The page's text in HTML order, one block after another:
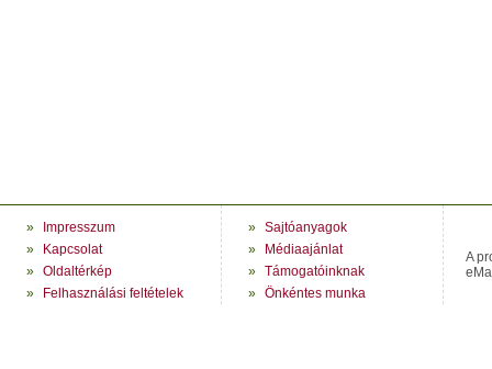
»
Impresszum
»
Kapcsolat
» Oldaltérkép
»
Felhasználási feltételek
» Sajtóanyagok
»
Médiaajánlat
» Támogatóinknak
» Önkéntes munka
A